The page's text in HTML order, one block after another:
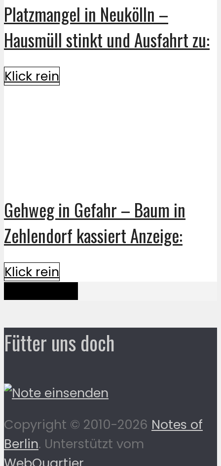
Platzmangel in Neukölln –
Hausmüll stinkt und Ausfahrt zu:
Klick rein
Gehweg in Gefahr – Baum in
Zehlendorf kassiert Anzeige:
Klick rein
Fütter uns doch
Copyright © 2010-2026 Notes of
Berlin. Unterstützt vom